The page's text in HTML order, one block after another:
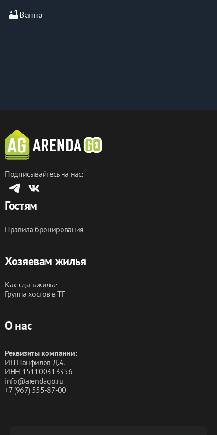
bathtubВанна
Подписывайтесь на нас:
Гостям
Правила бронирования
Хозяевам жилья
Как сдать жилье
Группа хостов в ТГ
О нас
Реквизиты компании:
ИП Панфилов Д.А.
ИНН 151100313356
info@arendago.ru
+7 (967) 555-87-00